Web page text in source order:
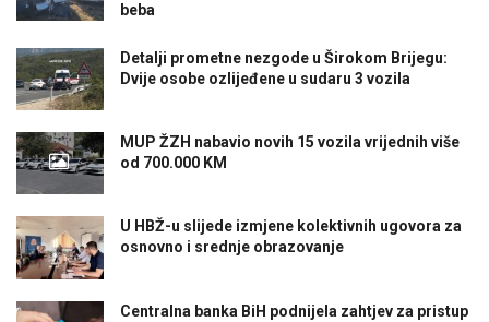
beba
Detalji prometne nezgode u Širokom Brijegu:
Dvije osobe ozlijeđene u sudaru 3 vozila
MUP ŽZH nabavio novih 15 vozila vrijednih više
od 700.000 KM
U HBŽ-u slijede izmjene kolektivnih ugovora za
osnovno i srednje obrazovanje
Centralna banka BiH podnijela zahtjev za pristup